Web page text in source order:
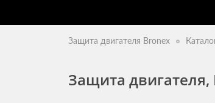
Защита двигателя Bronex
Защита двигателя,